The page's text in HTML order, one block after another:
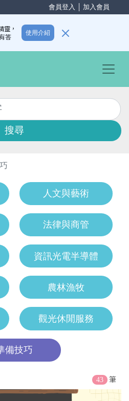
會員登入 加入會員
靈，
答
使用介紹
搜尋
人文與藝術
法律與商管
資訊光電半導體
農林漁牧
觀光休閒服務
備技巧
43 筆